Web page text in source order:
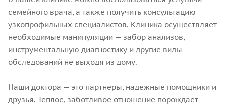
семейного врача, а также получить консультацию
узкопрофильных специалистов. Клиника осуществляет
необходимые манипуляции — забор анализов,
инструментальную диагностику и другие виды
обследований не выходя из дому.
Наши доктора — это партнеры, надежные помощники и
друзья. Теплое, заботливое отношение порождает